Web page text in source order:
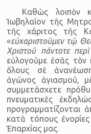
Καθὼς λοιπὸν
Ἰωβηλαῖον τῆς
τῆς χάριτος τῆς
«εὐχαριστοῦμεν τῷ
Χριστοῦ πάντοτε
εὐλογοῦμε ἐσᾶς τὸν
ὅλους σὲ
ἀγῶνος ἁγιασμοῦ,
συμμετάσχετε
πνευμα­τικὲς
προγραμ­μα­τί­ζονται
κατὰ τόπους
Ἐπαρχίας μας.